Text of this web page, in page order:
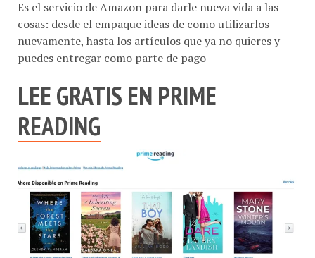
cosas: desde el empaque ideas de como utilizarlos
nuevamente, hasta los artículos que ya no quieres y
puedes entregar como parte de pago
LEE GRATIS EN PRIME
READING